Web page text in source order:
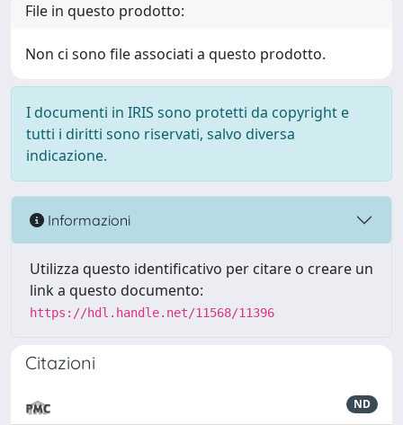
File in questo prodotto:
Non ci sono file associati a questo prodotto.
I documenti in IRIS sono protetti da copyright e
tutti i diritti sono riservati, salvo diversa
indicazione.
Informazioni
Utilizza questo identificativo per citare o creare un
link a questo documento:
https://hdl.handle.net/11568/11396
Citazioni
ND